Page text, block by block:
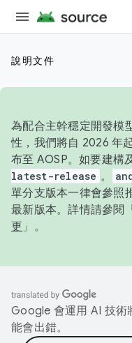
說明文件
為配合主幹穩定開發模
性，我們將自 2026 年
布至 AOSP。如要建構
latest-release 。
單分支版本一律會參照
最新版本。詳情請參閱「
更 」。
Google 會運用 AI 技術
能會出錯。